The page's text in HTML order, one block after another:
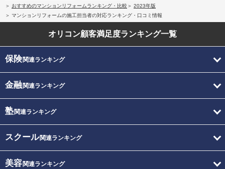
おすすめのマンションリフォームランキング・比較
2023年版
マンションリフォームの施工担当者の対応ランキング・口コミ情報
オリコン顧客満足度ランキング一覧
保険関連ランキング
金融関連ランキング
塾関連ランキング
スクール関連ランキング
美容関連ランキング